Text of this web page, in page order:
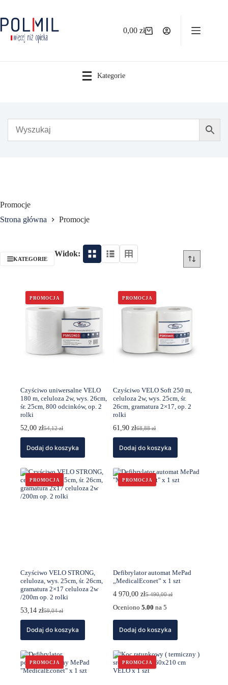
treści
Koszyk
0,00zł
Kategorie
Promocje
Strona główna
Promocje
KATEGORIE
Widok:
PROMOCJA
Czyściwo uniwersalne VELO
180 m, celuloza 2w, wys. 26cm,
śr. 25cm, 800 odcinków, op. 2
rolki
54,12zł
Pierwotna
cena
wynosiła:
52,00 złAktualna
cena
wynosi:
Dodaj do koszyka
PROMOCJA
Czyściwo VELO Soft 250 m,
celuloza 2w, wys. 25cm, śr.
26cm, gramatura 2×17, op. 2
rolki
68,88zł
Pierwotna
cena
wynosiła:
61,90złAktualna
cena
wynosi:
Dodaj do koszyka
PROMOCJA
Czyściwo VELO STRONG,
celuloza, wys. 25cm, śr. 26cm,
gramatura 2×17 celuloza 2w
/200m op. 2 rolki
59,04zł
Pierwotna
cena
wynosiła:
53,14 złAktualna
cena
wynosi:
Dodaj do koszyka
PROMOCJA
Defibrylator automat MePad
„MedicalEconet” x 1 szt
5 490,00zł
Pierwotna
cena
5
490,00 zł.
4 970,00złAktualna
cena
4
970,00 zł.
Oceniono5.00 na 5
Dodaj do koszyka
PROMOCJA PROMOCJA